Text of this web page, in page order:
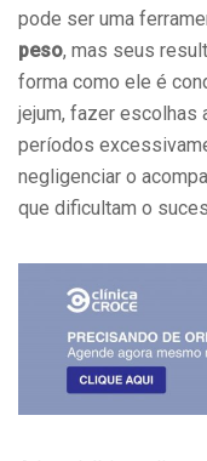
pode ser uma
peso, mas seus
forma como ele é
jejum, fazer escolhas
períodos
negligenciar o
que dificultam o